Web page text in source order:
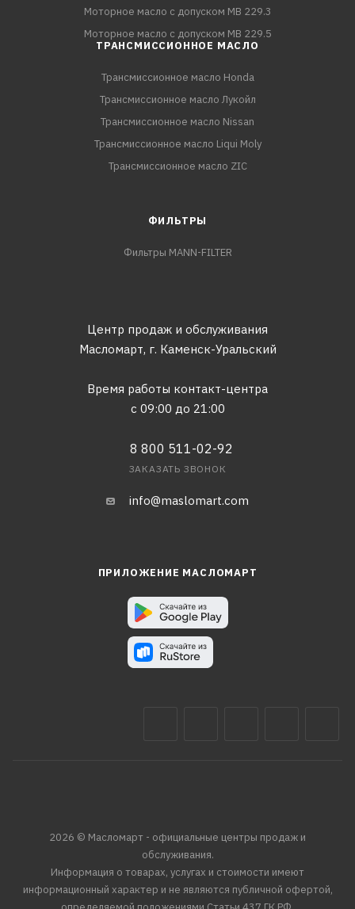
Моторное масло с допуском MB 229.3
Моторное масло с допуском MB 229.5
ТРАНСМИССИОННОЕ МАСЛО
Трансмиссионное масло Honda
Трансмиссионное масло Лукойл
Трансмиссионное масло Nissan
Трансмиссионное масло Liqui Moly
Трансмиссионное масло ZIC
ФИЛЬТРЫ
Фильтры MANN-FILTER
Центр продаж и обслуживания
Масломарт, г. Каменск-Уральский
Время работы контакт-центра
с 09:00 до 21:00
8 800 511-02-92
ЗАКАЗАТЬ ЗВОНОК
info@maslomart.com
ПРИЛОЖЕНИЕ МАСЛОМАРТ
2026 © Масломарт - официальные центры продаж и
обслуживания.
Информация о товарах, услугах и стоимости имеют
информационный характер и не являются публичной офертой,